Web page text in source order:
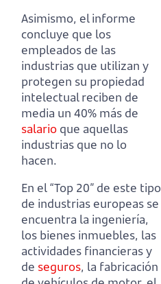
Asimismo, el informe
concluye que los
empleados de las
industrias que utilizan y
protegen su propiedad
intelectual reciben de
media un 40% más de
salario que aquellas
industrias que no lo
hacen.
En el “Top 20” de este tipo
de industrias europeas se
encuentra la ingeniería,
los bienes inmuebles, las
actividades financieras y
de seguros, la fabricación